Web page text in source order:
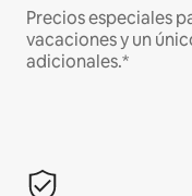
Precios especiales
vacaciones y un
adicionales.*